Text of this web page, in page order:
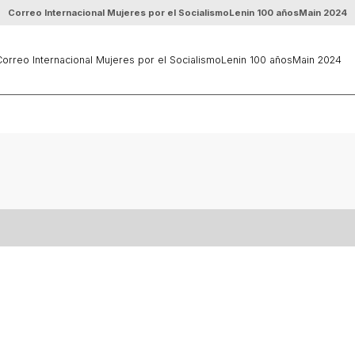
Correo Internacional Mujeres por el SocialismoLenin 100 añosMain 2024
Internacional Mujeres por el SocialismoLenin 100 añosMain 2024